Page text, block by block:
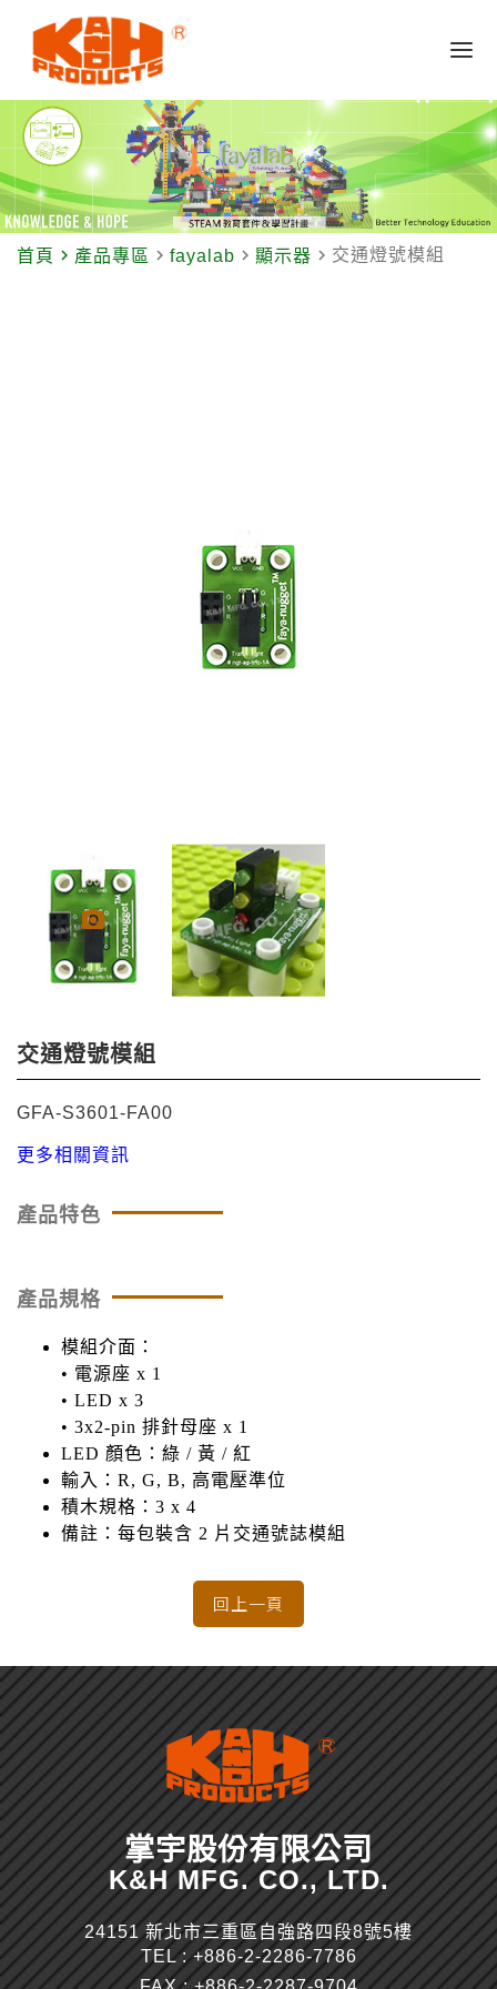
首頁 navigate_next 產品專區 navigate_next fayalab navigate_next 顯示器 navigate_next 交通燈號模組
交通燈號模組
GFA-S3601-FA00
更多相關資訊
產品特色
產品規格
模組介面：
• 電源座 x 1
• LED x 3
• 3x2-pin 排針母座 x 1
LED 顏色：綠 / 黃 / 紅
輸入：R, G, B, 高電壓準位
積木規格：3 x 4
備註：每包裝含 2 片交通號誌模組
掌宇股份有限公司
K&H MFG. CO., LTD.
24151 新北市三重區自強路四段8號5樓
TEL :+886-2-2286-7786